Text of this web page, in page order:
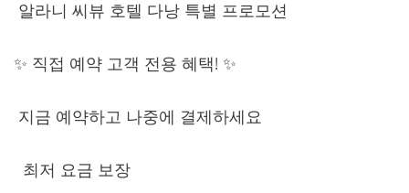
알라니 씨뷰 호텔 다낭 특별 프로모션
✨ 직접 예약 고객 전용 혜택! ✨
지금 예약하고 나중에 결제하세요
최저 요금 보장